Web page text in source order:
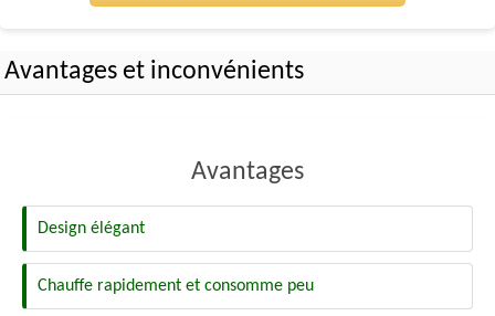
Avantages et inconvénients
Avantages
Design élégant
Chauffe rapidement et consomme peu